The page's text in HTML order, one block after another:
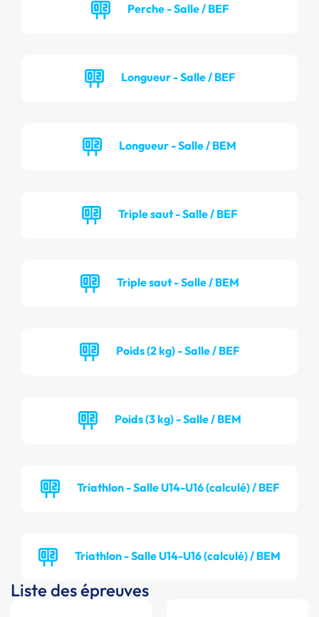
Perche - Salle / BEF
Longueur - Salle / BEF
Longueur - Salle / BEM
Triple saut - Salle / BEF
Triple saut - Salle / BEM
Poids (2 kg) - Salle / BEF
Poids (3 kg) - Salle / BEM
Triathlon - Salle U14-U16 (calculé) / BEF
Triathlon - Salle U14-U16 (calculé) / BEM
Liste des épreuves